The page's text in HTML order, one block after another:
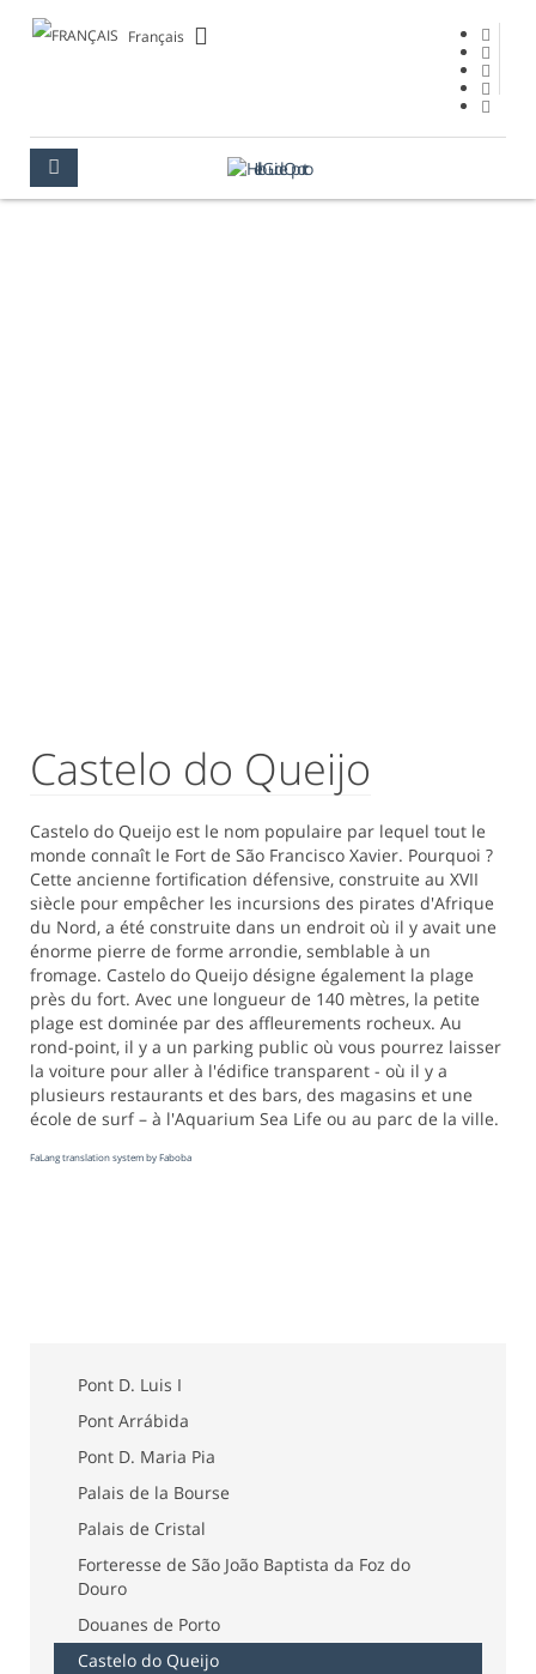
Français
Castelo do Queijo
Castelo do Queijo est le nom populaire par lequel tout le
monde connaît le Fort de São Francisco Xavier. Pourquoi ?
Cette ancienne fortification défensive, construite au XVII
siècle pour empêcher les incursions des pirates d'Afrique
du Nord, a été construite dans un endroit où il y avait une
énorme pierre de forme arrondie, semblable à un
fromage. Castelo do Queijo désigne également la plage
près du fort. Avec une longueur de 140 mètres, la petite
plage est dominée par des affleurements rocheux. Au
rond-point, il y a un parking public où vous pourrez laisser
la voiture pour aller à l'édifice transparent - où il y a
plusieurs restaurants et des bars, des magasins et une
école de surf – à l'Aquarium Sea Life ou au parc de la ville.
FaLang translation system by Faboba
Pont D. Luis I
Pont Arrábida
Pont D. Maria Pia
Palais de la Bourse
Palais de Cristal
Forteresse de São João Baptista da Foz do
Douro
Douanes de Porto
Castelo do Queijo